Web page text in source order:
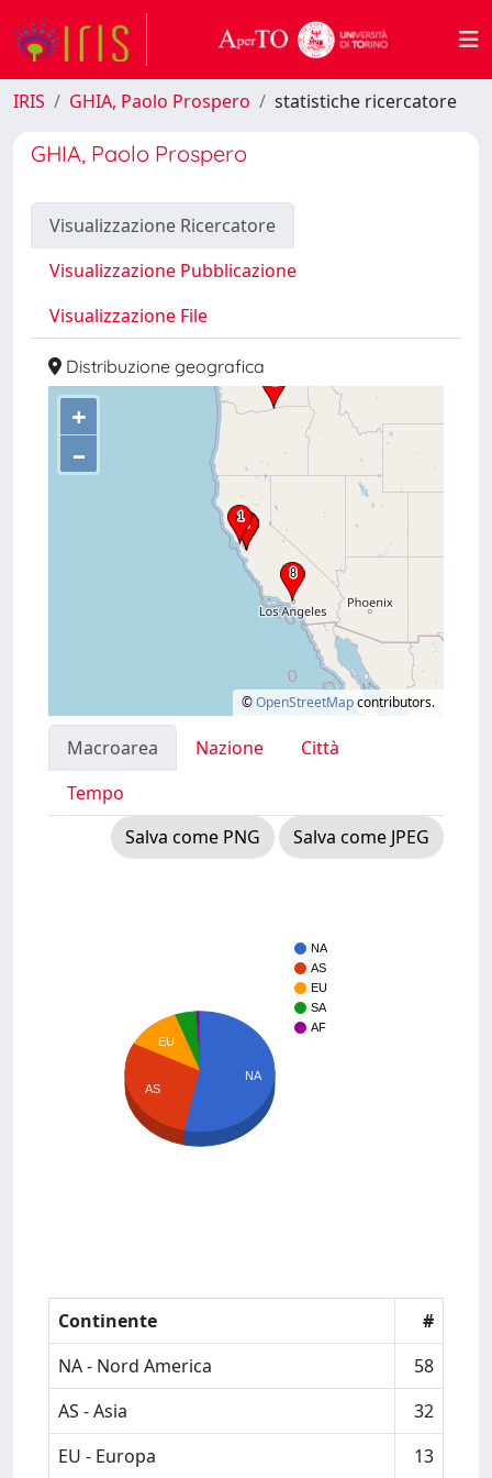
IRIS GHIA, Paolo Prospero statistiche ricercatore
GHIA, Paolo Prospero
Visualizzazione Ricercatore
Visualizzazione Pubblicazione
Visualizzazione File
Distribuzione geografica
+
–
©OpenStreetMapcontributors.
Macroarea Nazione
Città
Tempo
Salva come PNG
Salva come JPEG
NA
AS
EU
SA
AF
EU
AS
NA
Continente
#
NA - Nord America
58
AS - Asia
32
EU - Europa
13